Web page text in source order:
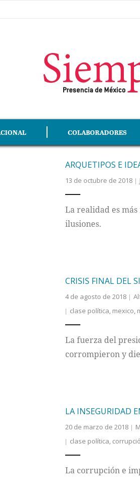
COLABORADORES
ARQUETIPOS E
13 de octubre de 2018
La realidad es
ilusiones.
CRISIS FINAL DEL
4 de agosto de 2018
clase política, mexico,
La fuerza del
corrompieron y
LA INSEGURIDAD
20 de marzo de 2018
clase política,
La corrupción e